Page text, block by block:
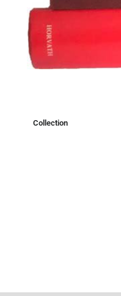
Collection